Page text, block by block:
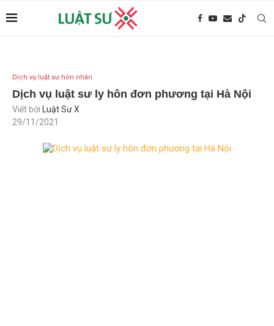
Dịch vụ luật sư hôn nhân
Dịch vụ luật sư ly hôn đơn phương tại Hà Nội
Viết bởi
Luật Sư X
29/11/2021